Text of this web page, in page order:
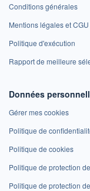
Conditions générales
Mentions légales et CGU
Politique d'exécution
Rapport de meilleure
Données
Gérer mes cookies
Politique de
Politique de cookies
Politique de protection
Politique de protection